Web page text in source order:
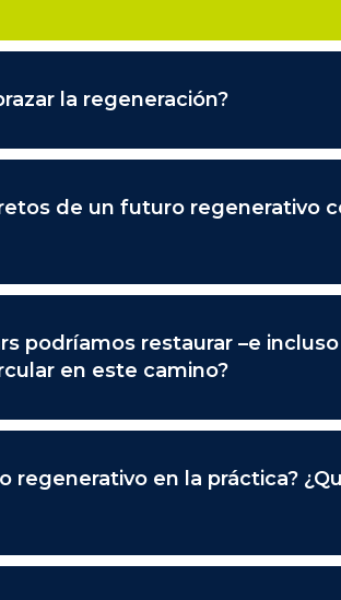
la regeneración?
de un futuro regenerativo
podríamos restaurar –e
en este camino?
regenerativo en la práctica?